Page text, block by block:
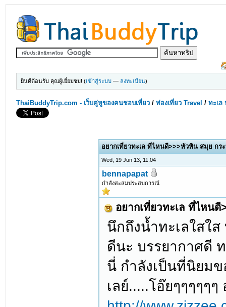
ยินดีต้อนรับ คุณผู้เยี่ยมชม! (เข้าสู่ระบบ — ลงทะเบียน)
ThaiBuddyTrip.com - เว็บคู่หูของคนชอบเที่ยว /ท่องเที่ยว Travel /ทะเล
อยากเที่ยวทะเล ที่ไหนดี>>>หัวหิน สมุย กร
Wed, 19 Jun 13, 11:04
bennapapat
กำลังสะสมประสบการณ์
อยากเที่ยวทะเล ที่ไหน
นึกถึงน้ำทะเลใสใ
ดีนะ บรรยากาศดี
นี่ กำลังเป็นที่นิยมข
เลย์.....โอ๊ยๆๆๆๆๆ